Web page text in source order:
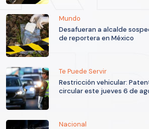
Mundo
Desafueran a alcalde
de reportera en México
Te Puede Servir
Restricción vehicular:
circular este jueves 6 de
Nacional